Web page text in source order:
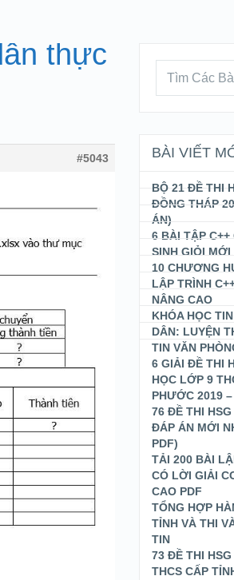
thực
#5043 BÀI VIẾT
BỘ 21 ĐỀ THI
ĐỒNG THÁP
ÁN)
6 BÀI TẬP C++
SINH GIỎI
10 CHƯƠNG
LẬP TRÌNH
NÂNG CAO
KHÓA HỌC
DÂN: LUYỆN
TIN VĂN
6 GIẢI ĐỀ THI
HỌC LỚP 9
PHƯỚC 2019
76 ĐỀ THI
ĐÁP ÁN MỚI
PDF)
TẢI 200 BÀI
CÓ LỜI GIẢI
CAO PDF
TỔNG HỢP
TỈNH VÀ THI
TIN
73 ĐỀ THI
THCS CẤP